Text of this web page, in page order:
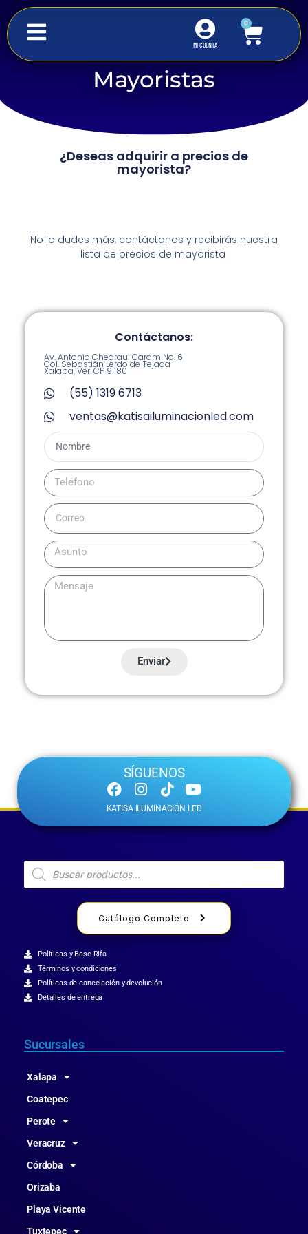
MI CUENTA
0
MayoristasMayoristas
¿Deseas adquirir a precios de
mayorista?
No lo dudes más, contáctanos y recibirás nuestra
lista de precios de mayorista
Contáctanos:
Av. Antonio Chedraui Caram No. 6
Col. Sebastián Lerdo de Tejada
Xalapa, Ver. CP 91180
(55) 1319 6713
ventas@katisailuminacionled.com
Enviar
SÍGUENOS
KATISA ILUMINACIÓN LED
Catálogo Completo
Politicas y Base Rifa
Términos y condiciones
Políticas de cancelación y devolución
Detalles de entrega
Sucursales
Xalapa
Coatepec
Perote
Veracruz
Córdoba
Orizaba
Playa Vicente
Tuxtepec